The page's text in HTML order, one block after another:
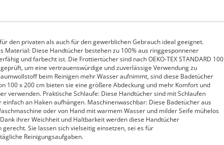
den privaten als auch für den gewerblichen Gebrauch ideal geeignet.
Material: Diese Handtücher bestehen zu 100% aus ringgesponnener
und farbecht ist. Die Frottiertücher sind nach OEKO-TEX STANDARD 100
um eine vertrauenswürdige und zuverlässige Verwendung zu
beim Reinigen mehr Wasser aufnimmt, sind diese Badetücher
100 x 200 cm bieten sie eine größere Abdeckung und mehr Komfort und
verwenden. Praktische Schlaufe: Diese Handtücher sind mit Schlaufen
an Haken aufhängen. Maschinenwaschbar: Diese Badetücher aus
oder von Hand mit warmem Wasser und milder Seife mühelos
ihrer Weichheit und Haltbarkeit werden diese Handtücher
Sie lassen sich vielseitig einsetzen, sei es für
Reinigungsaufgaben.